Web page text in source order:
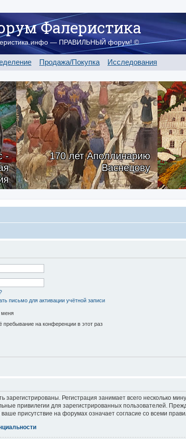
Фалеристика
— ПРАВИЛЬНЫЙ форум! ©
Продажа/Покупка Исследования
-
170 лет Аполлинарию
Васнецову
письмо для активации учётной записи
меня
пребывание на конференции в этот раз
Регистрация занимает всего несколько
привилегии для зарегистрированных пользователей.
присутствие на форумах означает согласие со всеми